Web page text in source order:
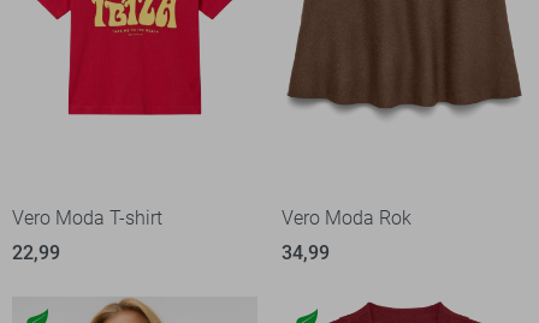
Vero Moda T-shirt
22,99
Vero Moda Rok
34,99